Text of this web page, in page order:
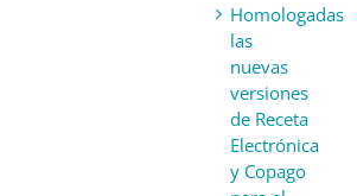
Homologadas
las
nuevas
versiones
de Receta
Electrónica
y Copago